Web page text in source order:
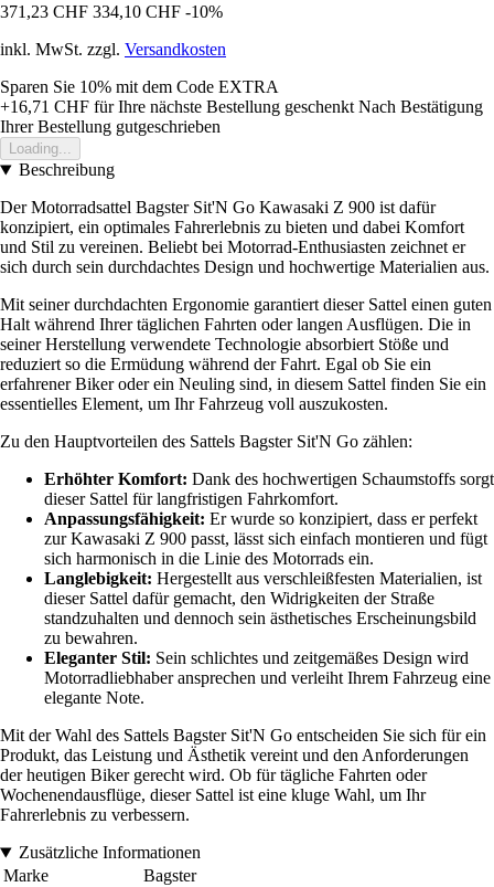
371,23 CHF 334,10 CHF -10%
inkl. MwSt. zzgl. Versandkosten
Sparen Sie 10% mit dem Code EXTRA
+16,71 CHF für Ihre nächste Bestellung geschenkt Nach Bestätigung
Ihrer Bestellung gutgeschrieben
Loading...
Beschreibung
Der Motorradsattel Bagster Sit'N Go Kawasaki Z 900 ist dafür
konzipiert, ein optimales Fahrerlebnis zu bieten und dabei Komfort
und Stil zu vereinen. Beliebt bei Motorrad-Enthusiasten zeichnet er
sich durch sein durchdachtes Design und hochwertige Materialien aus.
Mit seiner durchdachten Ergonomie garantiert dieser Sattel einen guten
Halt während Ihrer täglichen Fahrten oder langen Ausflügen. Die in
seiner Herstellung verwendete Technologie absorbiert Stöße und
reduziert so die Ermüdung während der Fahrt. Egal ob Sie ein
erfahrener Biker oder ein Neuling sind, in diesem Sattel finden Sie ein
essentielles Element, um Ihr Fahrzeug voll auszukosten.
Zu den Hauptvorteilen des Sattels Bagster Sit'N Go zählen:
Erhöhter Komfort: Dank des hochwertigen Schaumstoffs sorgt
dieser Sattel für langfristigen Fahrkomfort.
Anpassungsfähigkeit: Er wurde so konzipiert, dass er perfekt
zur Kawasaki Z 900 passt, lässt sich einfach montieren und fügt
sich harmonisch in die Linie des Motorrads ein.
Langlebigkeit: Hergestellt aus verschleißfesten Materialien, ist
dieser Sattel dafür gemacht, den Widrigkeiten der Straße
standzuhalten und dennoch sein ästhetisches Erscheinungsbild
zu bewahren.
Eleganter Stil: Sein schlichtes und zeitgemäßes Design wird
Motorradliebhaber ansprechen und verleiht Ihrem Fahrzeug eine
elegante Note.
Mit der Wahl des Sattels Bagster Sit'N Go entscheiden Sie sich für ein
Produkt, das Leistung und Ästhetik vereint und den Anforderungen
der heutigen Biker gerecht wird. Ob für tägliche Fahrten oder
Wochenendausflüge, dieser Sattel ist eine kluge Wahl, um Ihr
Fahrerlebnis zu verbessern.
Zusätzliche Informationen
Marke
Bagster